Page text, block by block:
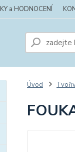
a HODNOCENÍ
Úvod